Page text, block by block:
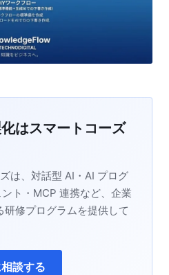
はスマートコーズ
は、対話型 AI・AI プログ
ト・MCP 連携など、企業
修プログラムを提供して
談する